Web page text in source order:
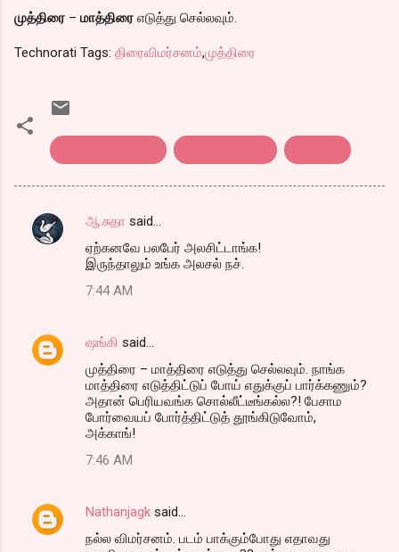
முத்திரை – மாத்திரை எடுத்து செல்லவும்.
Technorati Tags: திரைவிமர்சனம்,முத்திரை
C
n
ஆ.சுதா said…
ஏற்கனவே பலபேர் அலசிட்டாங்க!
இருந்தாலும் உங்க அலசல் நச்.
7:44 AM
ஷங்கி said…
முத்திரை – மாத்திரை எடுத்து செல்லவும். நாங்க
மாத்திரை எடுத்திட்டுப் போய் எதுக்குப் பார்க்கணும்?
அதான் பெரியவங்க சொல்லீட்டீங்கல்ல?! பேசாம
போர்வையப் போர்த்திட்டுத் தூங்கிடுவோம்,
அக்காங்!
7:46 AM
Nathanjagk said…
நல்ல விமர்சனம். படம் பாக்கும்போது எதாவது